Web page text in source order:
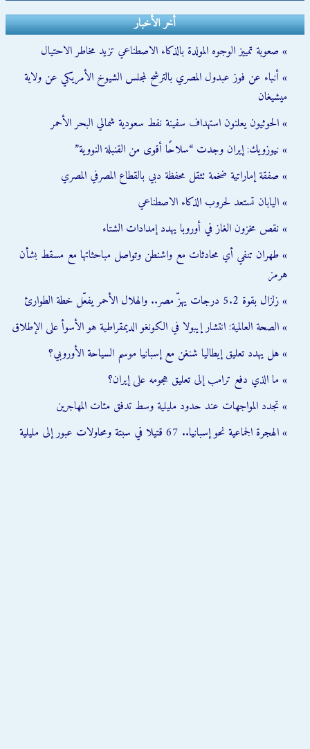
أخر الأخبار
» صعوبة تمييز الوجوه المولدة بالذكاء الاصطناعي تزيد مخاطر الاحتيال
» أنباء عن فوز عبدول المصري بالترشح لمجلس الشيوخ الأمريكي عن ولاية
ميشيغان
» الحوثيون يعلنون استهداف سفينة نفط سعودية شمالي البحر الأحمر
» نيوزويك: إيران وجدت “سلاحًا أقوى من القنبلة النووية”
» صفقة إماراتية ضخمة تثقل محفظة دبي بالقطاع المصرفي المصري
» اليابان تستعد لحروب الذكاء الاصطناعي
» نقص مخزون الغاز في أوروبا يهدد إمدادات الشتاء
» طهران تنفي أي محادثات مع واشنطن وتواصل مباحثاتها مع مسقط بشأن
هرمز
» زلزال بقوة 5.2 درجات يهزّ مصر.. والهلال الأحمر يفعّل خطة الطوارئ
» الصحة العالمية: انتشار إيبولا في الكونغو الديمقراطية هو الأسوأ على الإطلاق
» هل يهدد تعليق إيطاليا شنغن مع إسبانيا موسم السياحة الأوروبي؟
» ما الذي دفع ترامب إلى تعليق هجومه على إيران؟
» تجدد المواجهات عند حدود مليلية وسط تدفق مئات المهاجرين
» الهجرة الجماعية نحو إسبانيا.. 67 قتيلا في سبتة ومحاولات عبور إلى مليلية